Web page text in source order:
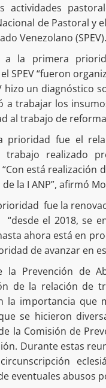
actividades
de Pastoral y
Venezolano (SPEV).
a la primera
SPEV “fueron
hizo un diagnóstico
a trabajar los
al trabajo de reforma
prioridad fue el
trabajo realizado
está realización
la I ANP”, afirmó
fue la
el 2018, se
ahora está en
de avanzar en
la Prevención de
de la relación de
la importancia que
se hicieron
la Comisión de
Durante estas
eventuales abusos